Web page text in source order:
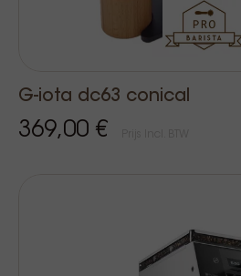
G-iota dc63 conical
369,00 €